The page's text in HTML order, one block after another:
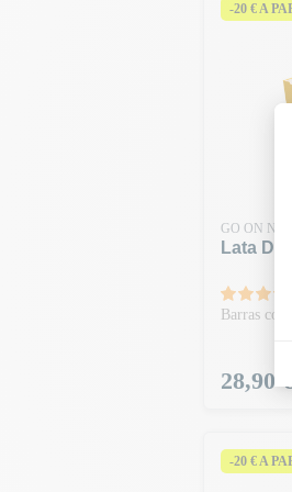
-20 € A
GO ON
Lata De
Barras
Preço
28,90
-20 € A